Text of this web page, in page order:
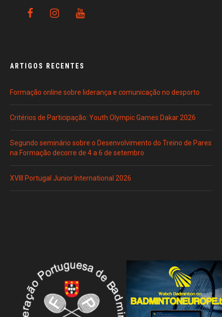
ARTIGOS RECENTES
Formação online sobre liderança e comunicação no desporto
Critérios de Participação: Youth Olympic Games Dakar 2026
Segundo seminário sobre o Desenvolvimento do Treino de Pares
na Formação decorre de 4 a 6 de setembro
XVIII Portugal Junior International 2026